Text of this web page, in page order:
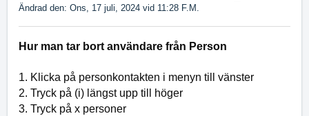
Ändrad den: Ons, 17 juli, 2024 vid 11:28 F.M.
Hur man tar bort användare från Person
1. Klicka på personkontakten i menyn till vänster
2. Tryck på (i) längst upp till höger
3. Tryck på x personer